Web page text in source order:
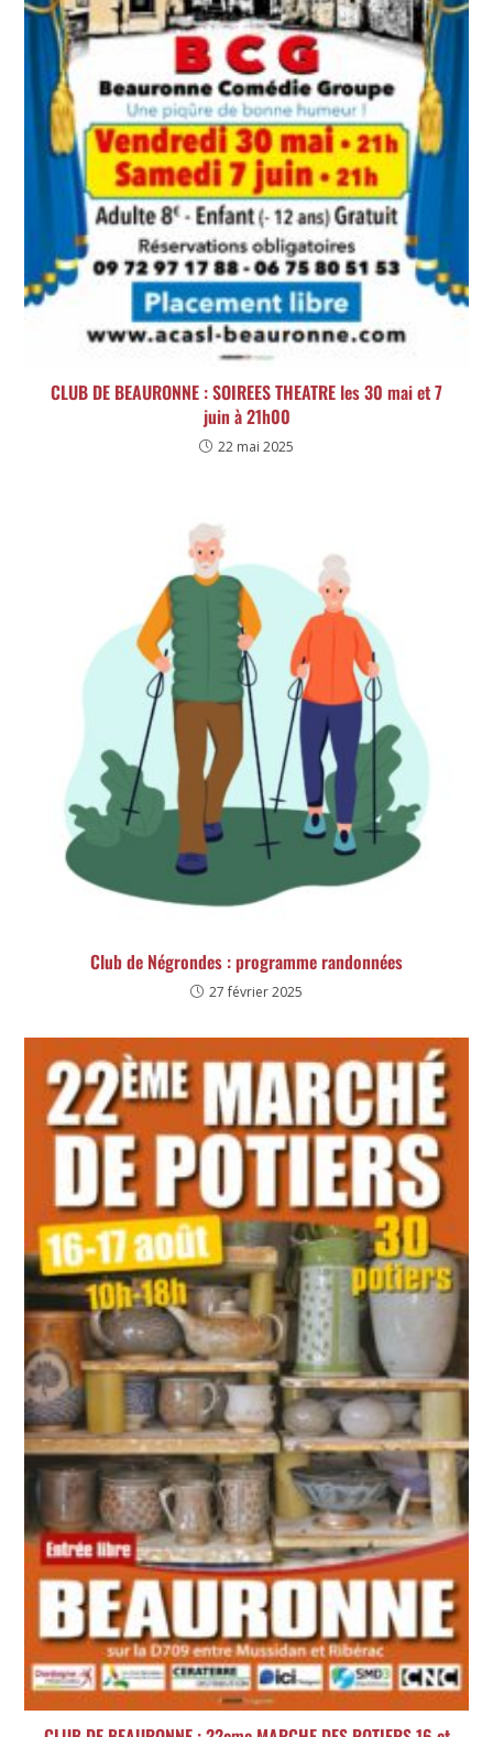
CLUB DE BEAURONNE : SOIREES THEATRE les 30 mai et 7
juin à 21h00
22 mai 2025
Club de Négrondes : programme randonnées
27 février 2025